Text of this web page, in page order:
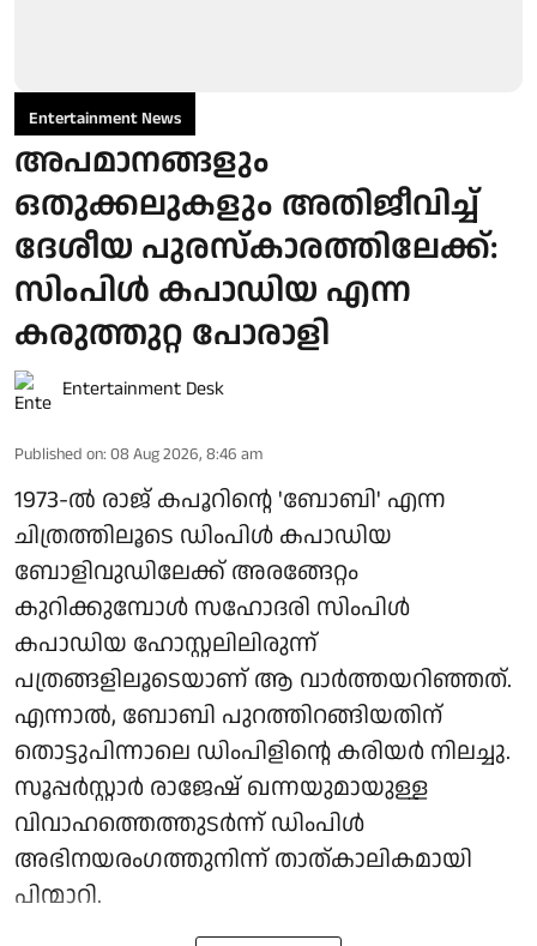
Entertainment News
അപമാനങ്ങളും
ഒതുക്കലുകളും അതിജീവിച്ച്
ദേശീയ പുരസ്‌കാരത്തിലേക്ക്:
സിംപിള്‍ കപാഡിയ എന്ന
കരുത്തുറ്റ പോരാളി
Entertainment Desk
Published on: 08 Aug 2026, 8:46 am
1973-ല്‍ രാജ് കപൂറിന്റെ 'ബോബി' എന്ന
ചിത്രത്തിലൂടെ ഡിംപിള്‍ കപാഡിയ
ബോളിവുഡിലേക്ക് അരങ്ങേറ്റം
കുറിക്കുമ്പോള്‍ സഹോദരി സിംപിള്‍
കപാഡിയ ഹോസ്റ്റലിലിരുന്ന്
പത്രങ്ങളിലൂടെയാണ് ആ വാര്‍ത്തയറിഞ്ഞത്.
എന്നാല്‍, ബോബി പുറത്തിറങ്ങിയതിന്
തൊട്ടുപിന്നാലെ ഡിംപിളിന്റെ കരിയര്‍ നിലച്ചു.
സൂപ്പര്‍സ്റ്റാര്‍ രാജേഷ് ഖന്നയുമായുള്ള
വിവാഹത്തെത്തുടര്‍ന്ന് ഡിംപിള്‍
അഭിനയരംഗത്തുനിന്ന് താത്കാലികമായി
പിന്മാറി.